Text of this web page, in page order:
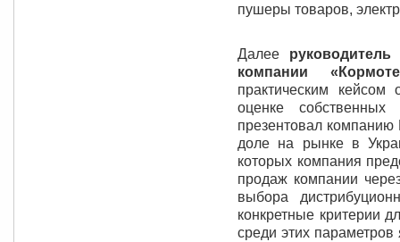
пушеры товаров,
Далее
компании
практическим
оценке
презентовал
доле на рынке в
которых компания
продаж компании
выбора
конкретные критерии
среди этих